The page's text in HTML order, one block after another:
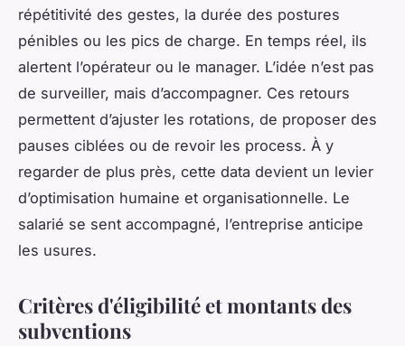
répétitivité des gestes, la durée des postures
pénibles ou les pics de charge. En temps réel, ils
alertent l’opérateur ou le manager. L’idée n’est pas
de surveiller, mais d’accompagner. Ces retours
permettent d’ajuster les rotations, de proposer des
pauses ciblées ou de revoir les process. À y
regarder de plus près, cette data devient un levier
d’optimisation humaine et organisationnelle. Le
salarié se sent accompagné, l’entreprise anticipe
les usures.
Critères d'éligibilité et montants des
subventions